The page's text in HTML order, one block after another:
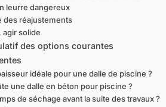
leurre dangereux
des réajustements
agir solide
des options courantes
idéale pour une dalle de piscine ?
une dalle en béton pour piscine ?
de séchage avant la suite des travaux ?